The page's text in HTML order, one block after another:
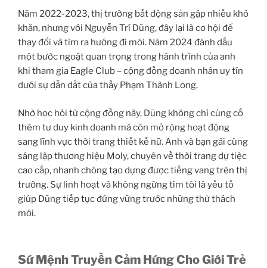
Năm 2022-2023, thị trường bất động sản gặp nhiều khó
khăn, nhưng với Nguyễn Trí Dũng, đây lại là cơ hội để
thay đổi và tìm ra hướng đi mới. Năm 2024 đánh dấu
một bước ngoặt quan trọng trong hành trình của anh
khi tham gia Eagle Club – cộng đồng doanh nhân uy tín
dưới sự dẫn dắt của thầy Phạm Thành Long.
Nhờ học hỏi từ cộng đồng này, Dũng không chỉ củng cố
thêm tư duy kinh doanh mà còn mở rộng hoạt động
sang lĩnh vực thời trang thiết kế nữ. Anh và bạn gái cùng
sáng lập thương hiệu Moly, chuyên về thời trang dự tiệc
cao cấp, nhanh chóng tạo dựng được tiếng vang trên thị
trường. Sự linh hoạt và không ngừng tìm tòi là yếu tố
giúp Dũng tiếp tục đứng vững trước những thử thách
mới.
Sứ Mệnh Truyền Cảm Hứng Cho Giới Trẻ